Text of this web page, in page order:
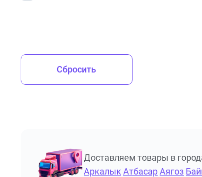
Сбросить
Доставляем товары в
Аркалык АтбасарАягоз